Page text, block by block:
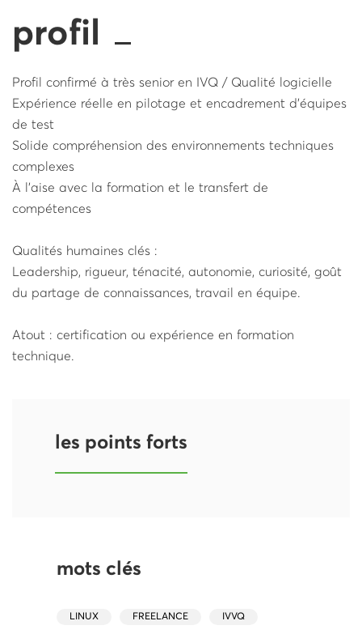
profil
Profil confirmé à très senior en IVQ / Qualité logicielle
Expérience réelle en pilotage et encadrement d’équipes
de test
Solide compréhension des environnements techniques
complexes
À l’aise avec la formation et le transfert de
compétences
Qualités humaines clés :
Leadership, rigueur, ténacité, autonomie, curiosité, goût
du partage de connaissances, travail en équipe.
Atout : certification ou expérience en formation
technique.
les points forts
mots clés
LINUX FREELANCE IVVQ